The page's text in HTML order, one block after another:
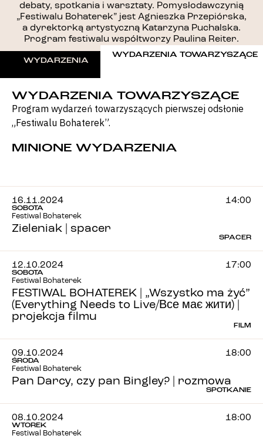
debaty, spotkania i warsztaty. Pomysłodawczynią
„Festiwalu Bohaterek” jest Agnieszka Przepiórska,
a dyrektorką artystyczną Katarzyna Puchalska.
Program festiwalu współtworzy Paulina Reiter.
WYDARZENIA
WYDARZENIA TOWARZYSZĄCE
WYDARZENIA TOWARZYSZĄCE
Program wydarzeń towarzyszących pierwszej odsłonie
„Festiwalu Bohaterek”.
MINIONE WYDARZENIA
16.11.2024
SOBOTA
14:00
Festiwal Bohaterek
Zieleniak | spacer
SPACER
12.10.2024
SOBOTA
17:00
Festiwal Bohaterek
FESTIWAL BOHATEREK | „Wszystko ma żyć”
(Everything Needs to Live/Все має жити) |
projekcja filmu
FILM
09.10.2024
ŚRODA
18:00
Festiwal Bohaterek
Pan Darcy, czy pan Bingley? | rozmowa
SPOTKANIE
08.10.2024
WTOREK
18:00
Festiwal Bohaterek